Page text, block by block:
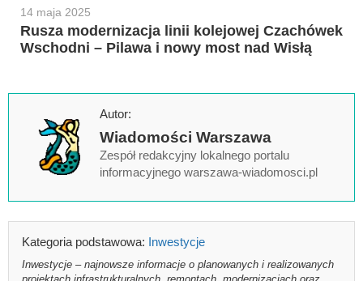
14 maja 2025
Rusza modernizacja linii kolejowej Czachówek
Wschodni – Pilawa i nowy most nad Wisłą
Autor:
Wiadomości Warszawa
Zespół redakcyjny lokalnego portalu
informacyjnego warszawa-wiadomosci.pl
Kategoria podstawowa: Inwestycje
Inwestycje – najnowsze informacje o planowanych i realizowanych